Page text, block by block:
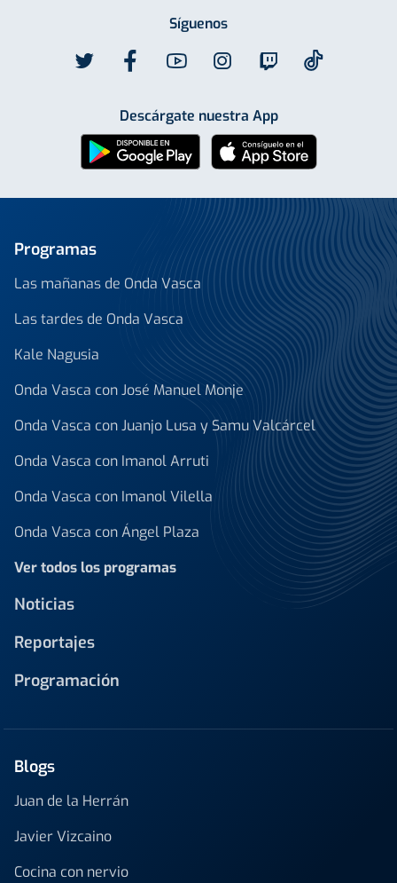
Síguenos
Descárgate nuestra App
Programas
Las mañanas de Onda Vasca
Las tardes de Onda Vasca
Kale Nagusia
Onda Vasca con José Manuel Monje
Onda Vasca con Juanjo Lusa y Samu Valcárcel
Onda Vasca con Imanol Arruti
Onda Vasca con Imanol Vilella
Onda Vasca con Ángel Plaza
Ver todos los programas
Noticias
Reportajes
Programación
Blogs
Juan de la Herrán
Javier Vizcaino
Cocina con nervio